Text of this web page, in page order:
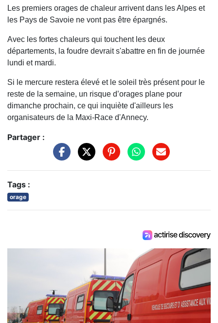
Les premiers orages de chaleur arrivent dans les Alpes et
les Pays de Savoie ne vont pas être épargnés.
Avec les fortes chaleurs qui touchent les deux
départements, la foudre devrait s'abattre en fin de journée
lundi et mardi.
Si le mercure restera élevé et le soleil très présent pour le
reste de la semaine, un risque d’orages plane pour
dimanche prochain, ce qui inquiète d'ailleurs les
organisateurs de la Maxi-Race d'Annecy.
Partager :
Tags :
orage